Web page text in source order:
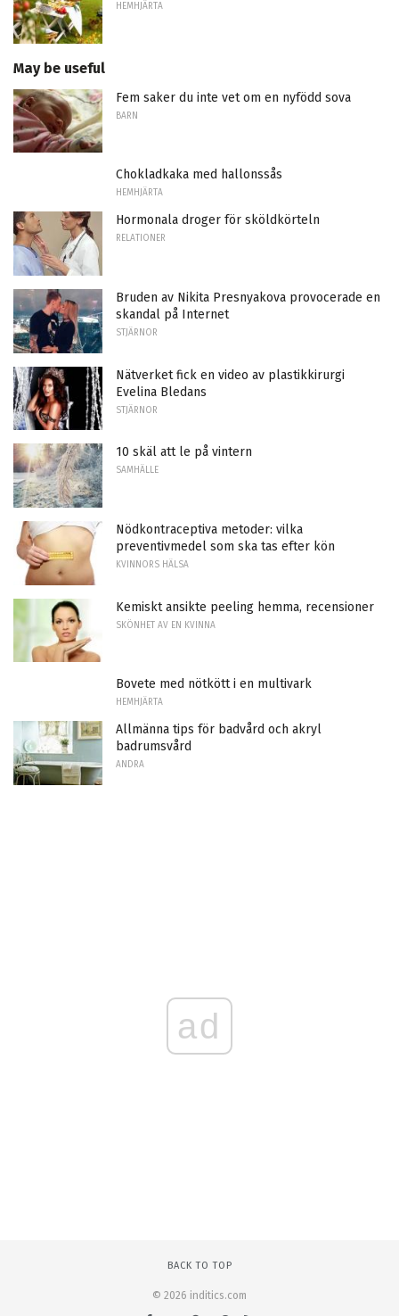
HEMHJÄRTA
May be useful
Fem saker du inte vet om en nyfödd sova
BARN
Chokladkaka med hallonssås
HEMHJÄRTA
Hormonala droger för sköldkörteln
RELATIONER
Bruden av Nikita Presnyakova provocerade en
skandal på Internet
STJÄRNOR
Nätverket fick en video av plastikkirurgi
Evelina Bledans
STJÄRNOR
10 skäl att le på vintern
SAMHÄLLE
Nödkontraceptiva metoder: vilka
preventivmedel som ska tas efter kön
KVINNORS HÄLSA
Kemiskt ansikte peeling hemma, recensioner
SKÖNHET AV EN KVINNA
Bovete med nötkött i en multivark
HEMHJÄRTA
Allmänna tips för badvård och akryl
badrumsvård
ANDRA
ad
BACK TO TOP
© 2026 inditics.com